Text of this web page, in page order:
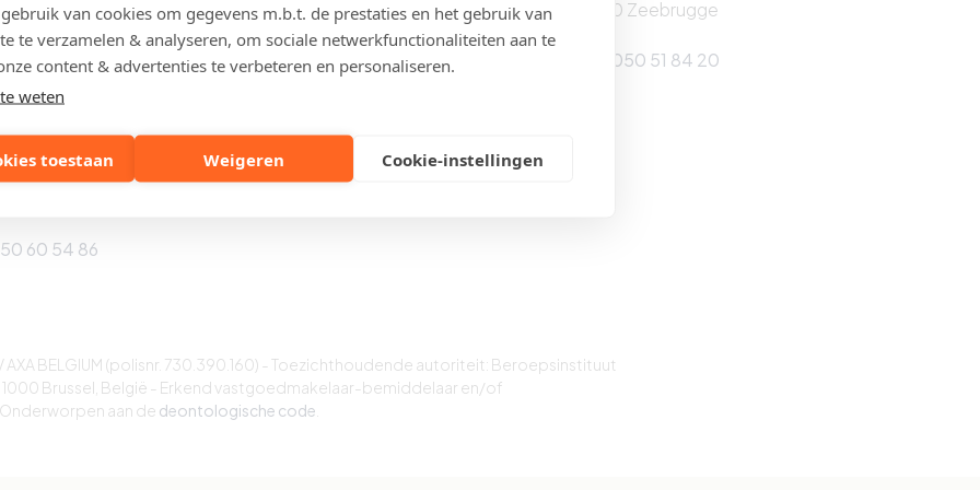
Heist
61 23 73
8301 Knokke-Heist
Tel: 050 51 07 01
8380 Zeebrugge
Tel: 050 51 84 20
129
60 54 86
AXA BELGIUM (polisnr. 730.390.160) - Toezichthoudende autoriteit: Beroepsinstituut
1000 Brussel, België - Erkend vastgoedmakelaar-bemiddelaar en/of
aan de deontologische code
van cookies om gegevens m.b.t. de prestaties en het gebruik van
te verzamelen & analyseren, om sociale netwerkfunctionaliteiten aan te
content & advertenties te verbeteren en personaliseren.
weten
toestaan Weigeren Cookie-instellingen